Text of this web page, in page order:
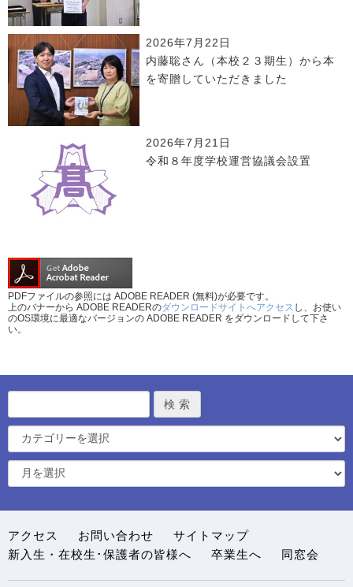
2026年7月22日
内藤聡さん（本校２３期生）から本
を寄贈していただきました
2026年7月21日
令和８年度学校運営協議会設置
PDFファイルの参照には ADOBE READER (無料)が必要です。
上のバナーから ADOBE READERのダウンロードサイトへアクセス し、お使い
のOS環境に最適なバージョンの ADOBE READER をダウンロードして下さ
い。
アクセス お問い合わせ
サイトマップ
新入生・在校生･保護者の皆様へ
卒業生へ 同窓会